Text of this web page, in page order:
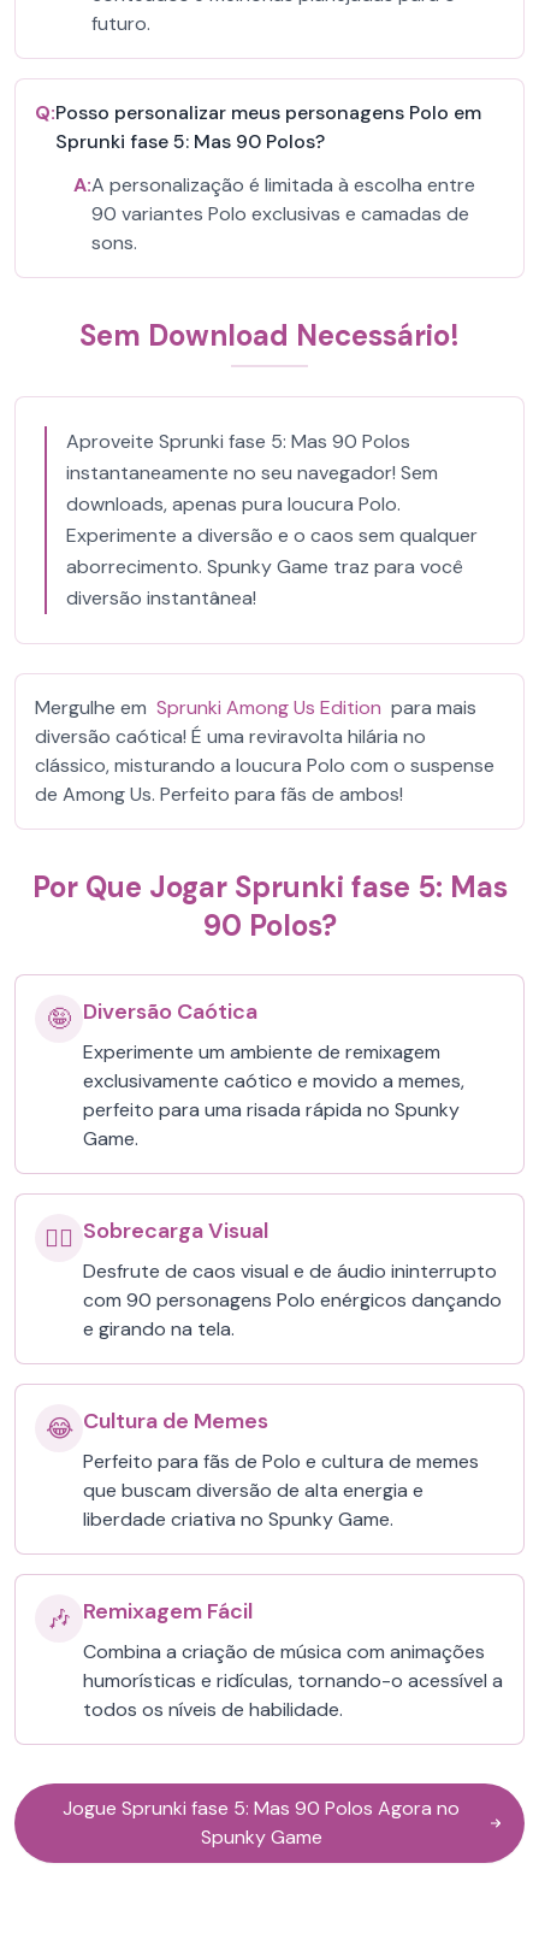
futuro.
Q:Posso personalizar meus personagens Polo em
Sprunki fase 5: Mas 90 Polos?
A:A personalização é limitada à escolha entre
90 variantes Polo exclusivas e camadas de
sons.
Sem Download Necessário!
Aproveite Sprunki fase 5: Mas 90 Polos
instantaneamente no seu navegador! Sem
downloads, apenas pura loucura Polo.
Experimente a diversão e o caos sem qualquer
aborrecimento. Spunky Game traz para você
diversão instantânea!
Mergulhe em Sprunki Among Us Edition para mais
diversão caótica! É uma reviravolta hilária no
clássico, misturando a loucura Polo com o suspense
de Among Us. Perfeito para fãs de ambos!
Por Que Jogar Sprunki fase 5: Mas
90 Polos?
🤪 Diversão Caótica
Experimente um ambiente de remixagem
exclusivamente caótico e movido a memes,
perfeito para uma risada rápida no Spunky
Game.
😵‍💫 Sobrecarga Visual
Desfrute de caos visual e de áudio ininterrupto
com 90 personagens Polo enérgicos dançando
e girando na tela.
😂 Cultura de Memes
Perfeito para fãs de Polo e cultura de memes
que buscam diversão de alta energia e
liberdade criativa no Spunky Game.
🎶 Remixagem Fácil
Combina a criação de música com animações
humorísticas e ridículas, tornando-o acessível a
todos os níveis de habilidade.
Jogue Sprunki fase 5: Mas 90 Polos Agora no
Spunky Game